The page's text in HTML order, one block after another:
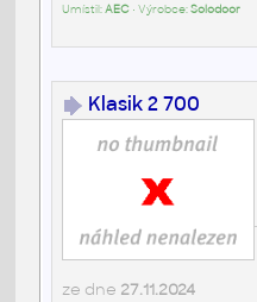
Umístil:AEC• Výrobce:Solodoor
Klasik 2 700
ze dne 27.11.2024